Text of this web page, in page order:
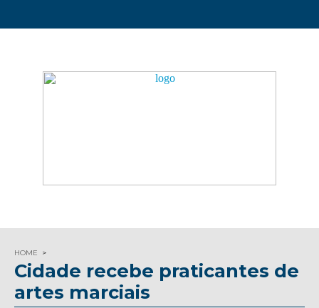
HOME
Cidade recebe praticantes de
artes marciais